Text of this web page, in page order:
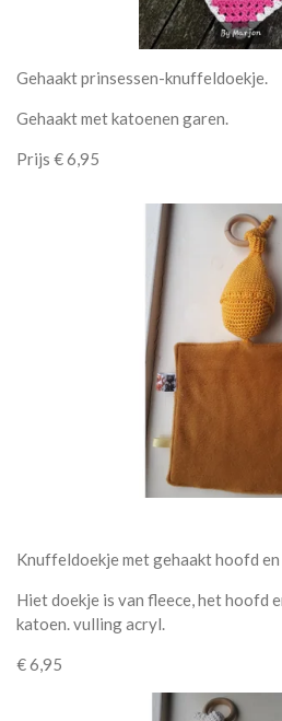
Gehaakt prinsessen-knuffeldoekje.
Gehaakt met katoenen garen.
Prijs € 6,95
Knuffeldoekje met gehaakt hoofd en
Hiet doekje is van fleece, het hoofd
katoen. vulling acryl.
€ 6,95